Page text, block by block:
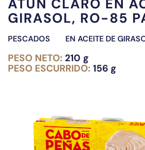
ATÚN CLARO EN
GIRASOL, RO-85
PESCADOS EN ACEITE DE
PESO NETO: 210 g
PESO ESCURRIDO: 156 g